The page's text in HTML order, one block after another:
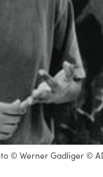
© Werner Gadliger ©